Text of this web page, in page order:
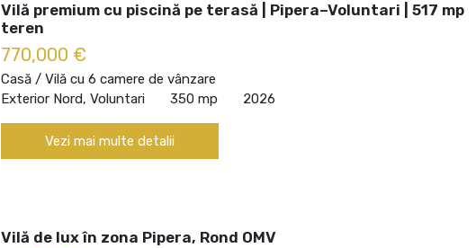
Vilă premium cu piscină pe terasă | Pipera–Voluntari | 517 mp
teren
770,000 €
Casă / Vilă cu 6 camere de vânzare
Exterior Nord, Voluntari
350 mp 2026
Vezi mai multe detalii
Vilă de lux în zona Pipera, Rond OMV